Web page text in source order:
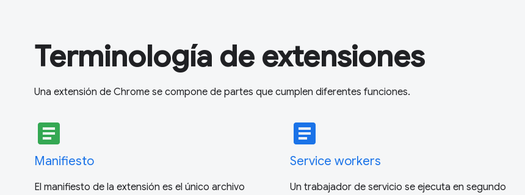
Terminología de extensiones
Una extensión de Chrome se compone de partes que cumplen diferentes funciones.
article
Manifiesto
El manifiesto de la extensión es el único archivo
article
Service workers
Un trabajador de servicio se ejecuta en segundo